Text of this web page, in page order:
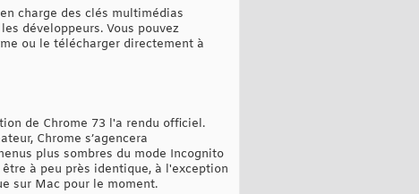
charge des clés multimédias
développeurs. Vous pouvez
ou le télécharger directement à
de Chrome 73 l'a rendu officiel.
Chrome s’agencera
plus sombres du mode Incognito
à peu près identique, à l'exception
sur Mac pour le moment.